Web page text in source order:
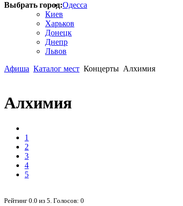
Выбрать город:Одесса
Киев
Харьков
Донецк
Днепр
Львов
Афиша Каталог мест Концерты Алхимия
Алхимия
1
2
3
4
5
Рейтинг 0.0 из 5 . Голосов: 0